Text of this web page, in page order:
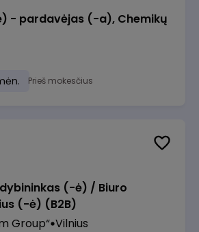
- pardavėjas (-a), Chemikų
Prieš mokesčius
(-ė) / Biuro
(-ė) (B2B)
Group“ Vilnius